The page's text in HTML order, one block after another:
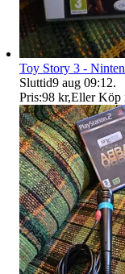
Toy Story 3 -
Sluttid9 aug 09:12.
Pris:98 kr,Eller Köp